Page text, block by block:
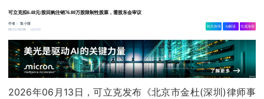
可立克拟6.48元/股回购注销76.80万股限制性股票，需股东会审议
作者：集小微
06-13 03:06
8368
相关舆情 AI解读 生成海报
2026年06月13日，可立克发布《北京市金杜(深圳)律师事